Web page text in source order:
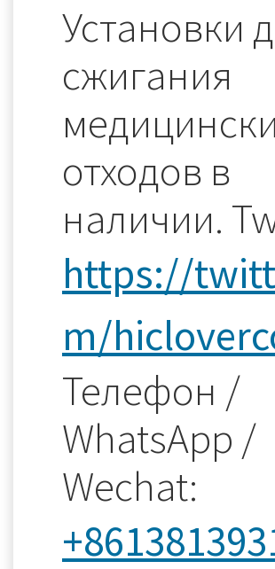
Установки
сжигания
отходов в
наличии.
https://
m/
Телефон /
WhatsApp /
Wechat: